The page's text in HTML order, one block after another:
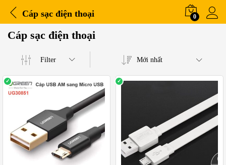
Cáp sạc điện thoại 0
Cáp sạc điện thoại
Filter Mới nhất